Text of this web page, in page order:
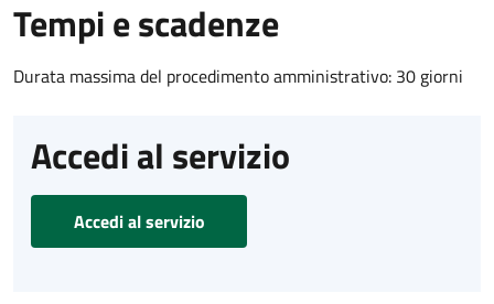
Tempi e scadenze
Durata massima del procedimento amministrativo: 30 giorni
Accedi al servizio
Accedi al servizio